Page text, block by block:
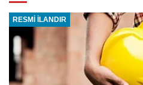
RESMİ İLANDIR